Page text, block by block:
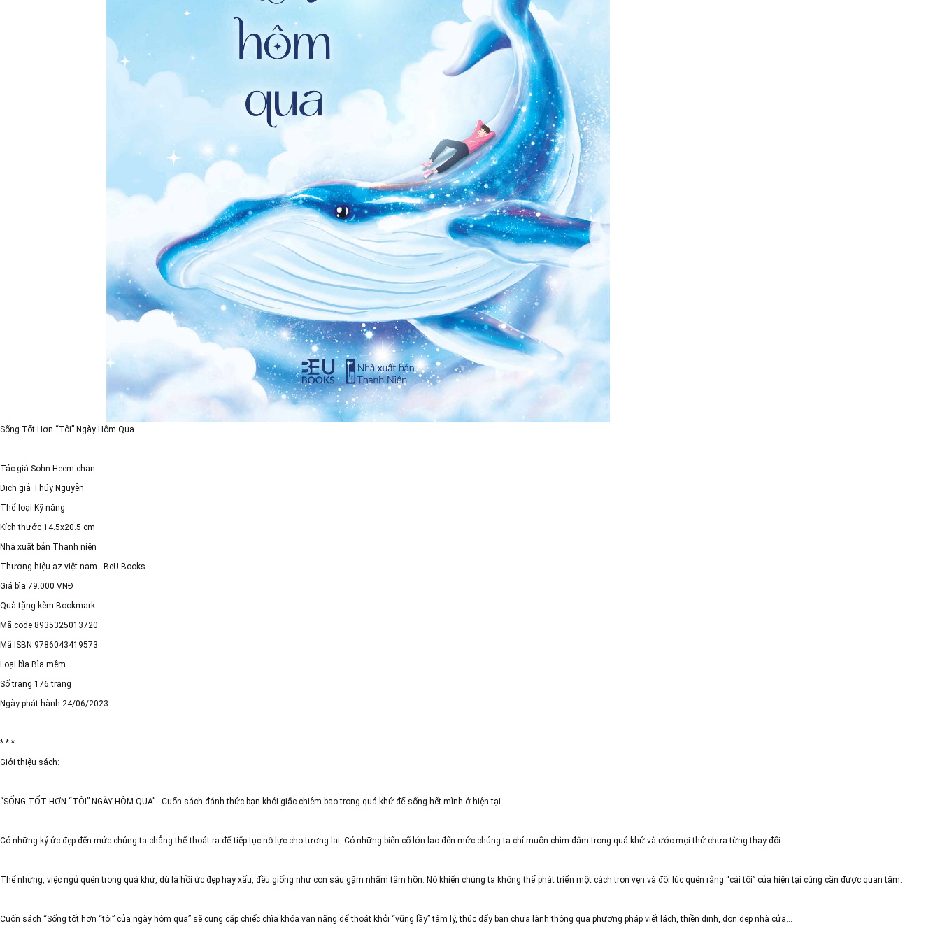
Sống Tốt Hơn “Tôi” Ngày Hôm Qua
Tác giả Sohn Heem-chan
Dịch giả Thúy Nguyễn
Thể loại Kỹ năng
Kích thước 14.5x20.5 cm
Nhà xuất bản Thanh niên
Thương hiệu az việt nam - BeU Books
Giá bìa 79.000 VNĐ
Quà tặng kèm Bookmark
Mã code 8935325013720
Mã ISBN 9786043419573
Loại bìa Bìa mềm
Số trang 176 trang
Ngày phát hành 24/06/2023
* * *
Giới thiệu sách:
“SỐNG TỐT HƠN “TÔI” NGÀY HÔM QUA” - Cuốn sách đánh thức bạn khỏi giấc chiêm bao trong quá khứ để sống hết mình ở hiện tại.
Có những ký ức đẹp đến mức chúng ta chẳng thể thoát ra để tiếp tục nỗ lực cho tương lai. Có những biến cố lớn lao đến mức chúng ta chỉ muốn chìm đắm trong quá khứ và ước mọi thứ chưa từng thay đổi.
Thế nhưng, việc ngủ quên trong quá khứ, dù là hồi ức đẹp hay xấu, đều giống như con sâu gặm nhấm tâm hồn. Nó khiến chúng ta không thể phát triển một cách trọn vẹn và đôi lúc quên rằng “cái tôi” của hiện tại cũng cần được quan tâm.
Cuốn sách “Sống tốt hơn “tôi” của ngày hôm qua” sẽ cung cấp chiếc chìa khóa vạn năng để thoát khỏi “vũng lầy” tâm lý, thúc đẩy bạn chữa lành thông qua phương pháp viết lách, thiền định, dọn dẹp nhà cửa…